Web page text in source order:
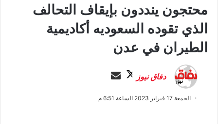
محتجون ينددون بإيقاف التحالف
الذي تقوده السعوديه أكاديمية
الطيران في عدن
دفاق نيوز
ت
ب
س
الجمعة 17 فبراير 2023 الساعة 6:51 م